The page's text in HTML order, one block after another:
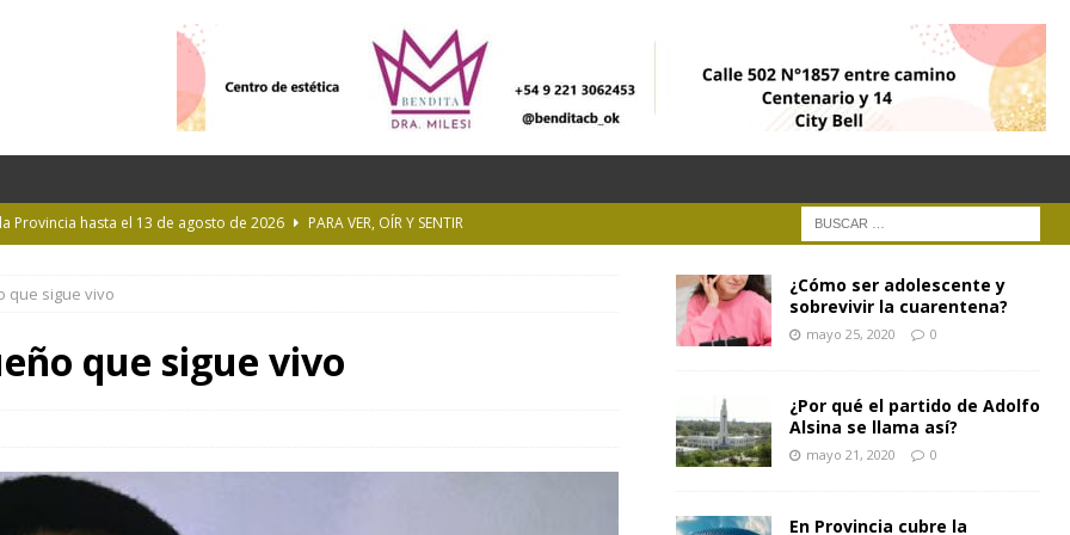
Provincia hasta el 13 de agosto de 2026
PARA VER, OÍR Y SENTIR
por una tormenta a casi 10 mil metros de altura
y entregó escrituras en Almirante Brown
Pública de la UNLP
que sigue vivo
que sigue vivo
¿Cómo ser adolescente y
sobrevivir la cuarentena?
mayo 25, 2020 0
¿Por qué el partido de Adolfo
Alsina se llama así?
mayo 21, 2020 0
En Provincia cubre la